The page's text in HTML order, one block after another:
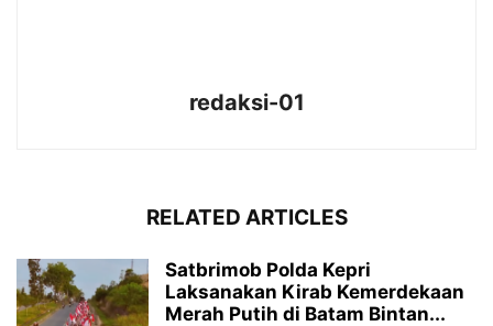
redaksi-01
RELATED ARTICLES
Satbrimob Polda Kepri
Laksanakan Kirab Kemerdekaan
Merah Putih di Batam Bintan...